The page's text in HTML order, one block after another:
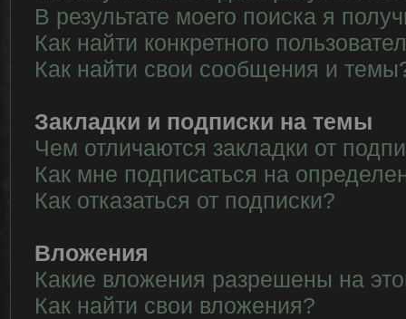
В результате моего поиска я
Как найти конкретного
Как найти свои сообщения и
Закладки и подписки на темы
Чем отличаются закладки от
Как мне подписаться на
Как отказаться от подписки?
Вложения
Какие вложения разрешены на
Как найти свои вложения?